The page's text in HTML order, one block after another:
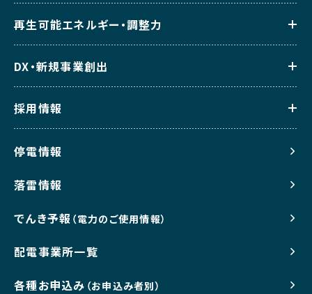
再生可能エネルギー・調整力
DX・新規事業創出
採用情報
停電情報
落雷情報
でんき予報 （電力のご使用情報）
配電事業所一覧
各種お申込み （お申込み者別）